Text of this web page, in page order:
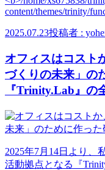
2025.07.23投稿者 :
オフィスはコス
づくりの未来」の
『Trinity.Lab』の
2025年7月14日より、
活動拠点となる『